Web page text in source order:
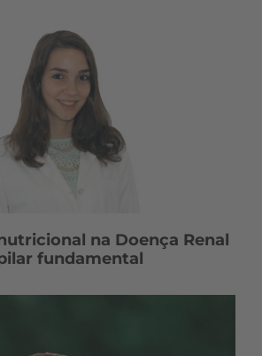
na Doença Renal
fundamental